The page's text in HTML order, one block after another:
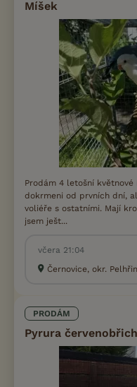
Míšek
Prodám 4 letošní květnové
dokrmeni od prvních dní,
voliéře s ostatními. Mají
jsem ješt...
včera 21:04
Černovice, okr.
PRODÁM
Pyrura